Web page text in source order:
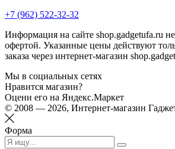
+7 (962) 522-32-32
Информация на сайте shop.gadgetufa.ru
офертой. Указанные цены действуют
заказа через интернет-магазин
Мы в социальных сетях
Нравится магазин?
Оцени его на Яндекс.Маркет
© 2008 — 2026, Интернет-магазин
Форма